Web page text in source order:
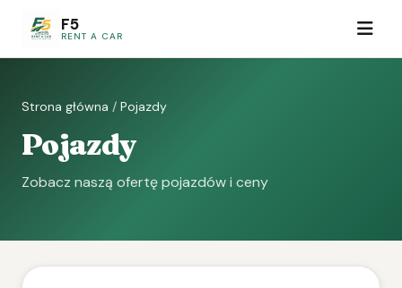
F5
RENT A CAR
Strona główna / Pojazdy
Pojazdy
Zobacz naszą ofertę pojazdów i ceny